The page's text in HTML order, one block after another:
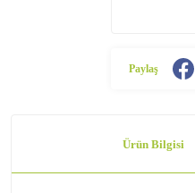
Paylaş
Ürün Bilgisi